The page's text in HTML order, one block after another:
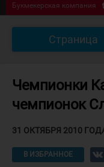
Букмекерская компания
Букмекерская компания
Страница
Чемпионки
чемпионок
31 ОКТЯБРЯ 2010
В ИЗБРАННОЕ